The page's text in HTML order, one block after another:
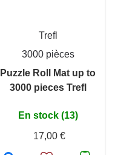
Trefl
3000 pièces
Puzzle Roll Mat up to
3000 pieces Trefl
En stock (13)
17,00 €